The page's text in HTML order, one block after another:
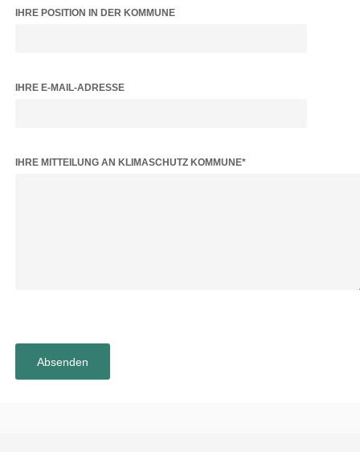
IHRE POSITION IN DER KOMMUNE
IHRE E-MAIL-ADRESSE
BITTE LASSE DIESES FELD LEER.
IHRE MITTEILUNG AN KLIMASCHUTZ KOMMUNE*